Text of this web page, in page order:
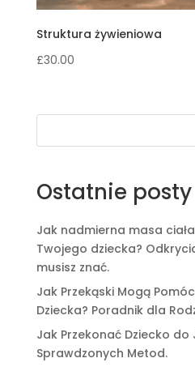
Struktura żywieniowa
£30.00
Ostatnie posty
Jak nadmierna masa
Twojego dziecka?
musisz znać.
Jak Przekąski Mogą
Dziecka? Poradnik dla
Jak Przekonać Dziecko do
Sprawdzonych Metod.